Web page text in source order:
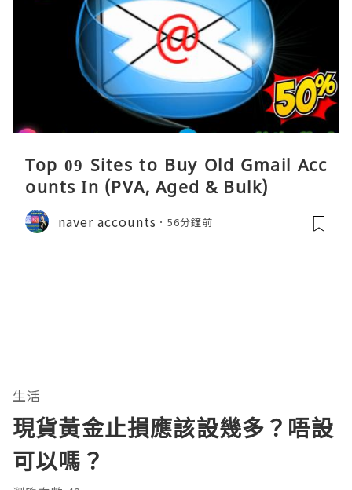
Top 09 Sites to Buy Old Gmail Acc
ounts In (PVA, Aged & Bulk)
naver accounts 56分鐘前
生活
現貨黃金止損應該設幾多？唔設
可以嗎？